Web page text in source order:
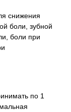
снижения
боли, зубной
боли при
по 1